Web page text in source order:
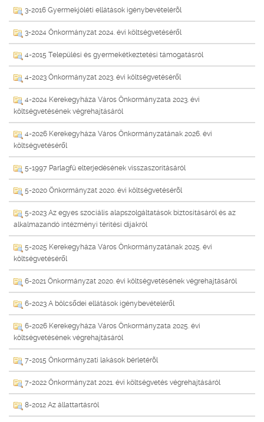
3-2016 Gyermekjóléti ellátások igénybevételérõl
3-2024 Önkormányzat 2024. évi költségvetéséről
4-2015 Települési és gyermekétkeztetési támogatásról
4-2023 Önkormányzat 2023. évi költségvetéséről
4-2024 Kerekegyháza Város Önkormányzata 2023. évi
költségvetésének végrehajtásáról
4-2026 Kerekegyháza Város Önkormányzatának 2026. évi
költségvetéséről
5-1997 Parlagfû elterjedésének visszaszorításáról
5-2020 Önkormányzat 2020. évi költségvetésérõl
5-2023 Az egyes szociális alapszolgáltatások biztosításáról és az
alkalmazandó intézményi térítési díjakról
5-2025 Kerekegyháza Város Önkormányzatának 2025. évi
költségvetéséről
6-2021 Önkormányzat 2020. évi költségvetésének végrehajtásáról
6-2023 A bölcsődei ellátások igénybevételéről
6-2026 Kerekegyháza Város Önkormányzata 2025. évi
költségvetésének végrehajtásáról
7-2015 Önkormányzati lakások bérletérõl
7-2022 Önkormányzat 2021. évi költségvetés végrehajtásáról
8-2012 Az állattartásról